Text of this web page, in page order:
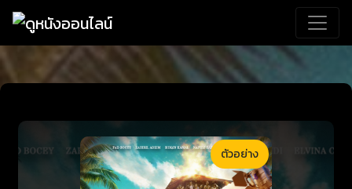
ตัวอย่าง